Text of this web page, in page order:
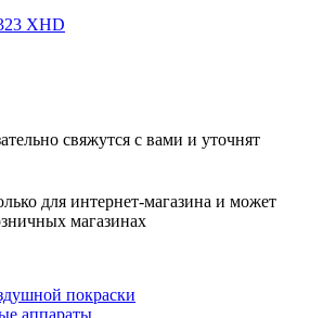
свяжутся с вами и уточнят
для интернет-магазина и может
магазинах
покраски
аппараты